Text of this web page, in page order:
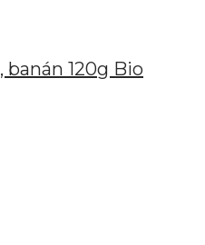
120g Bio